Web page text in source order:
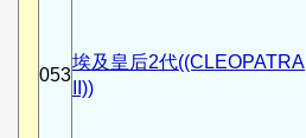
053
埃及皇后2代((CLEOPATRA
II))